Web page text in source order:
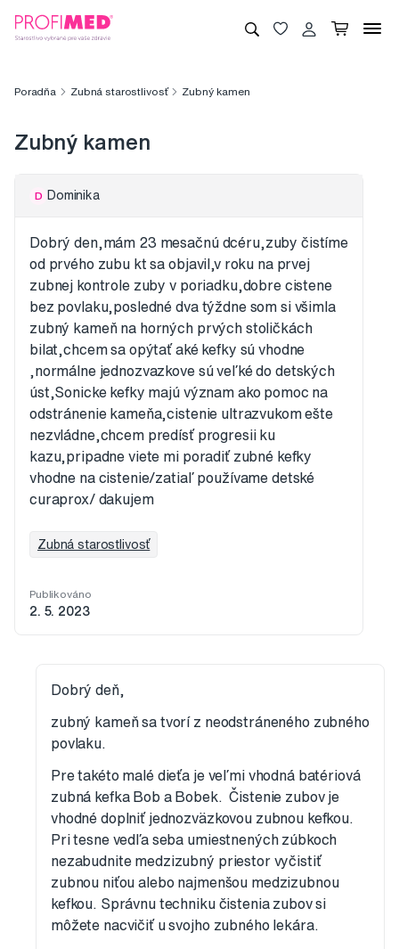
Poradňa Zubná starostlivosť Zubný kamen
Zubný kamen
D Dominika
Dobrý den,mám 23 mesačnú dcéru,zuby čistíme
od prvého zubu kt sa objavil,v roku na prvej
zubnej kontrole zuby v poriadku,dobre cistene
bez povlaku,posledné dva týždne som si všimla
zubný kameň na horných prvých stoličkách
bilat,chcem sa opýtať aké kefky sú vhodne
,normálne jednozvazkove sú veľké do detských
úst,Sonicke kefky majú význam ako pomoc na
odstránenie kameňa,cistenie ultrazvukom ešte
nezvládne,chcem predísť progresii ku
kazu,pripadne viete mi poradiť zubné kefky
vhodne na cistenie/zatiaľ používame detské
curaprox/ dakujem
Zubná starostlivosť
Publikováno
2. 5. 2023
Dobrý deň,
zubný kameň sa tvorí z neodstráneného zubného
povlaku.
Pre takéto malé dieťa je veľmi vhodná batériová
zubná kefka Bob a Bobek. Čistenie zubov je
vhodné doplniť jednozväzkovou zubnou kefkou.
Pri tesne vedľa seba umiestnených zúbkoch
nezabudnite medzizubný priestor vyčistiť
zubnou niťou alebo najmenšou medzizubnou
kefkou. Správnu techniku čistenia zubov si
môžete nacvičiť u svojho zubného lekára.